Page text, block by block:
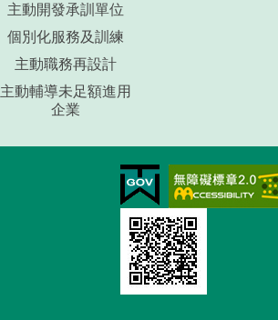
主動開發承訓單位
個別化服務及訓練
主動職務再設計
主動輔導未足額進用
企業